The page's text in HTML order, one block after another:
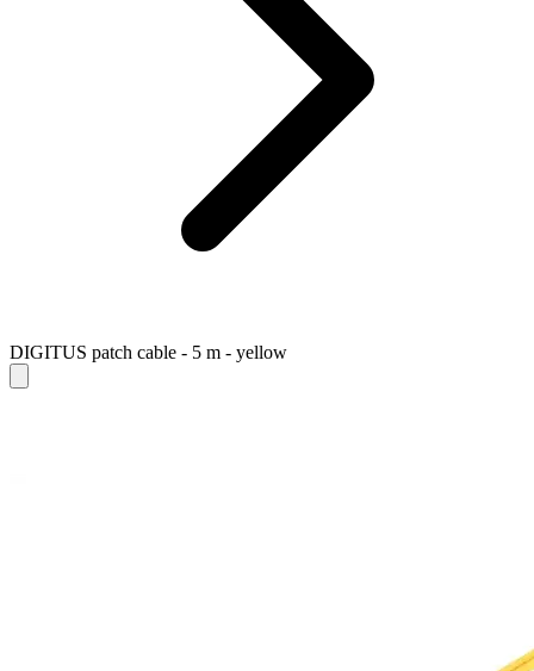
DIGITUS patch cable - 5 m - yellow